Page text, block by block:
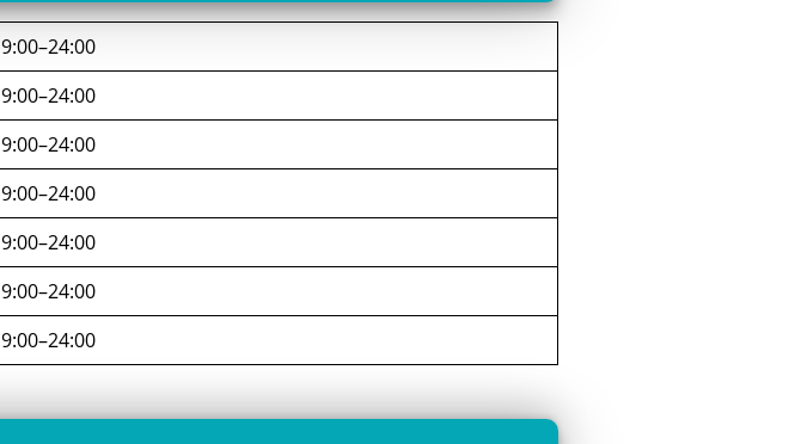
9:00–24:00
9:00–24:00
9:00–24:00
9:00–24:00
9:00–24:00
9:00–24:00
9:00–24:00